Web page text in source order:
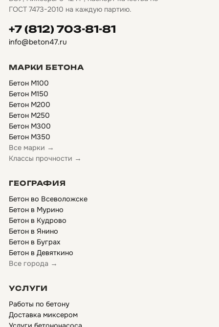
ГОСТ 7473-2010 на каждую партию.
+7 (812) 703-81-81
info@beton47.ru
МАРКИ БЕТОНА
Бетон М100
Бетон М150
Бетон М200
Бетон М250
Бетон М300
Бетон М350
Все марки →
Классы прочности →
ГЕОГРАФИЯ
Бетон во Всеволожске
Бетон в Мурино
Бетон в Кудрово
Бетон в Янино
Бетон в Буграх
Бетон в Девяткино
Все города →
УСЛУГИ
Работы по бетону
Доставка миксером